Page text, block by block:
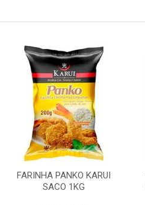
FARINHA PANKO KARUI
SACO 1KG